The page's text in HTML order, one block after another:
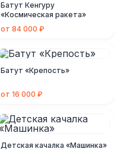
Батут Кенгуру
«Космическая ракета»
от 84 000 ₽
Батут «Крепость»
от 16 000 ₽
Детская качалка «Машинка»